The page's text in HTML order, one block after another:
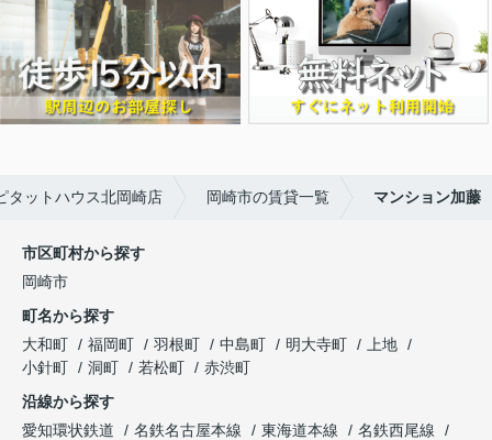
タットハウス北岡崎店 岡崎市の賃貸一覧 マンション加藤
市区町村から探す
岡崎市
町名から探す
大和町
福岡町 羽根町 中島町 明大寺町
上地
小針町
洞町 若松町
赤渋町
沿線から探す
愛知環状鉄道
名鉄名古屋本線 東海道本線
名鉄西尾線